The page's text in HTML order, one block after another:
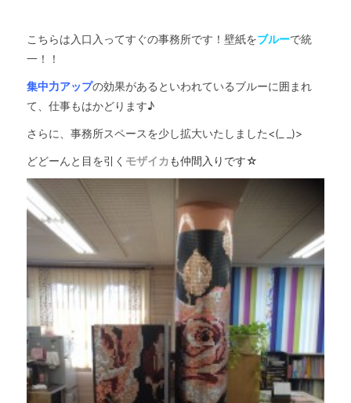
こちらは入口入ってすぐの事務所です！壁紙をブルーで統
一！！
集中力アップの効果があるといわれているブルーに囲まれ
て、仕事もはかどります♪
さらに、事務所スペースを少し拡大いたしました<(_ _)>
どどーんと目を引く モザイカも仲間入りです☆